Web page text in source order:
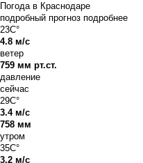
Погода в Краснодаре
подробный прогноз подробнее
23C°
4.8 м/с
ветер
759 мм рт.ст.
давление
сейчас
29C°
3.4 м/с
758 мм
утром
35C°
3.2 м/с